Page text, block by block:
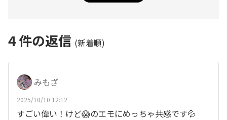
4件の返信 (新着順)
みもざ
2025/10/10 12:12
すごい偉い！けど😱のエモにめっちゃ共感です💦